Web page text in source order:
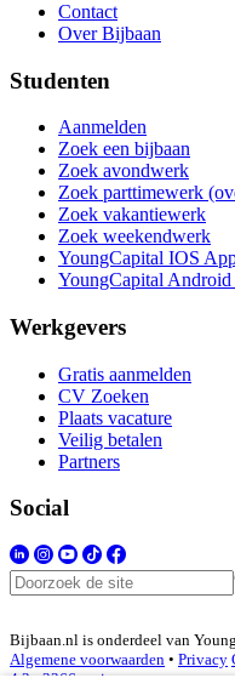
Contact
Over Bijbaan
Studenten
Aanmelden
Zoek een bijbaan
Zoek avondwerk
Zoek parttimewerk
Zoek vakantiewerk
Zoek weekendwerk
YoungCapital IOS
YoungCapital
Werkgevers
Gratis aanmelden
CV Zoeken
Plaats vacature
Veilig betalen
Partners
Social
Bijbaan.nl is onderdeel van
Algemene voorwaarden • Privacy
4.3 - 3366 reviews